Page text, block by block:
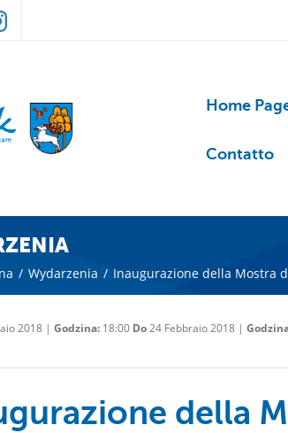
Home
Contatto
/ Wydarzenia / Inaugurazione della Mostra
2018 | Godzina: 18:00 Do24 Febbraio 2018 |
della